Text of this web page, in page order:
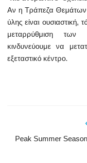
Αν η Τράπεζα Θεμάτων
ύλης είναι ουσιαστική,
μεταρρύθμιση των
κινδυνεύουμε να
εξεταστικό κέντρο.
Peak Summer